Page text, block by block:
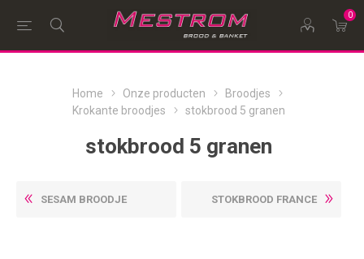
0
Home Onze producten
Broodjes
Krokante broodjes
stokbrood 5 granen
stokbrood 5 granen
SESAM BROODJE STOKBROOD FRANCE